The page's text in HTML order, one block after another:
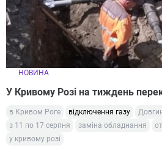
НОВИНА
У Кривому Розі на тиждень
в Кривом Роге відключення газу
з 11 по 17 серпня
заміна обладнання
у кривому розі